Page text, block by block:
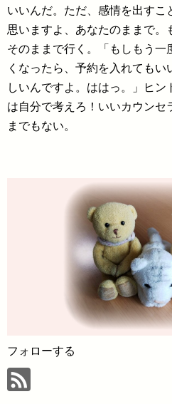
いいんだ。ただ、感情を出すこ
思いますよ、あなたのままで。
そのままで行く。「もしもう一
くなったら、予約を入れても
しいんですよ。ははっ。」ヒン
は自分で考えろ！いいカウンセ
までもない。
フォローする